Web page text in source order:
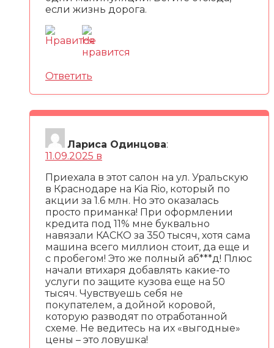
если жизнь дорога.
Ответить
Лариса Одинцова:
11.09.2025 в
Приехала в этот салон на ул. Уральскую
в Краснодаре на Kia Rio, который по
акции за 1.6 млн. Но это оказалась
просто приманка! При оформлении
кредита под 11% мне буквально
навязали КАСКО за 350 тысяч, хотя сама
машина всего миллион стоит, да еще и
с пробегом! Это же полный аб***д! Плюс
начали втихаря добавлять какие-то
услуги по защите кузова еще на 50
тысяч. Чувствуешь себя не
покупателем, а дойной коровой,
которую разводят по отработанной
схеме. Не ведитесь на их «выгодные»
цены – это ловушка!